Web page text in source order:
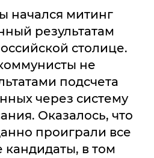
начался митинг
результатам
столице.
не
подсчета
через систему
Оказалось, что
проиграли все
в том